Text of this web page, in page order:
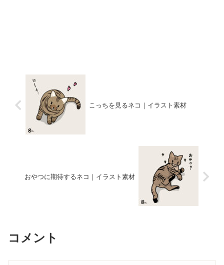
こっちを見るネコ｜イラスト素材
おやつに期待するネコ｜イラスト素材
コメント